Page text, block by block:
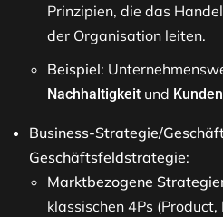
Prinzipien, die das
der Organisation leiten.
Beispiel:
Nachhaltigkeit und
Business-Strategie/
Geschäftsfeldstrategie:
Marktbezogene
klassischen 4Ps